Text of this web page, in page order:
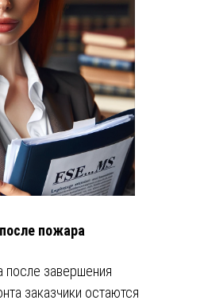
пожара
после завершения
заказчики остаются